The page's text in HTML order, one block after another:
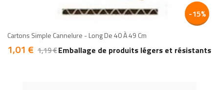
-15%
Cartons Simple Cannelure - Long De 40 À 49 Cm
1,01 € Prix
de
1,19 €Prix
Emballage de produits légers et résistants